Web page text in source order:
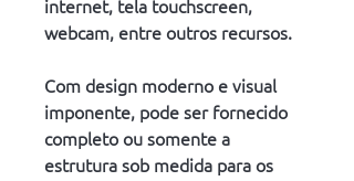
internet, tela touchscreen,
webcam, entre outros recursos.
Com design moderno e visual
imponente, pode ser fornecido
completo ou somente a
estrutura sob medida para os